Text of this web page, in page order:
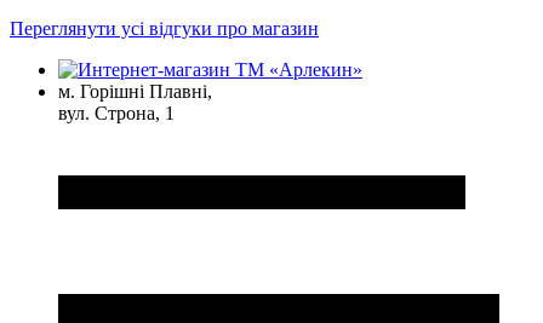
Переглянути усі відгуки про магазин
м. Горішні Плавні,
вул. Строна, 1